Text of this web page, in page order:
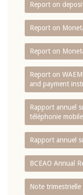
Report on
Report on
Report on
Report on
and payment
Rapport annuel
téléphonie mobile
Rapport annuel
BCEAO Annual
Note